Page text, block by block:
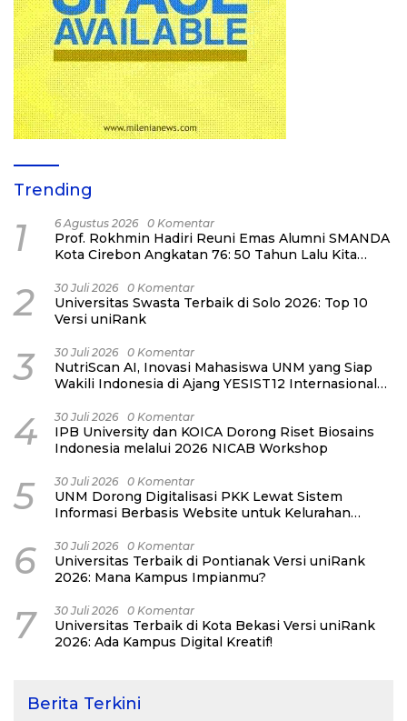
Trending
1 6 Agustus 2026 0 Komentar
Prof. Rokhmin Hadiri Reuni Emas Alumni SMANDA
Kota Cirebon Angkatan 76: 50 Tahun Lalu Kita
2 30 Juli 2026 0 Komentar
Universitas Swasta Terbaik di Solo 2026: Top 10
Versi uniRank
3 30 Juli 2026 0 Komentar
NutriScan AI, Inovasi Mahasiswa UNM yang Siap
Wakili Indonesia di Ajang YESIST12 Internasional
4 30 Juli 2026 0 Komentar
IPB University dan KOICA Dorong Riset Biosains
Indonesia melalui 2026 NICAB Workshop
5 30 Juli 2026 0 Komentar
UNM Dorong Digitalisasi PKK Lewat Sistem
Informasi Berbasis Website untuk Kelurahan
6 30 Juli 2026 0 Komentar
Universitas Terbaik di Pontianak Versi uniRank
2026: Mana Kampus Impianmu?
7 30 Juli 2026 0 Komentar
Universitas Terbaik di Kota Bekasi Versi uniRank
2026: Ada Kampus Digital Kreatif!
Berita Terkini